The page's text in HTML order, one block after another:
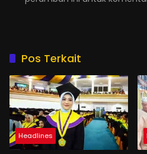
Pos Terkait
Headlines